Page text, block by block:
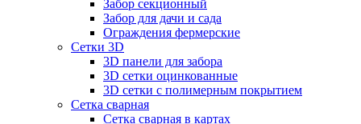
Забор секционный
Забор для дачи и сада
Ограждения фермерские
Сетки 3D
3D панели для забора
3D сетки оцинкованные
3D сетки с полимерным покрытием
Сетка сварная
Сетка сварная в картах